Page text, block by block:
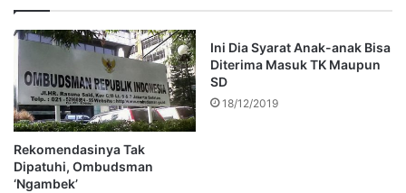
Rekomendasinya Tak
Dipatuhi, Ombudsman
‘Ngambek’
Ini Dia Syarat Anak-anak Bisa
Diterima Masuk TK Maupun
SD
18/12/2019